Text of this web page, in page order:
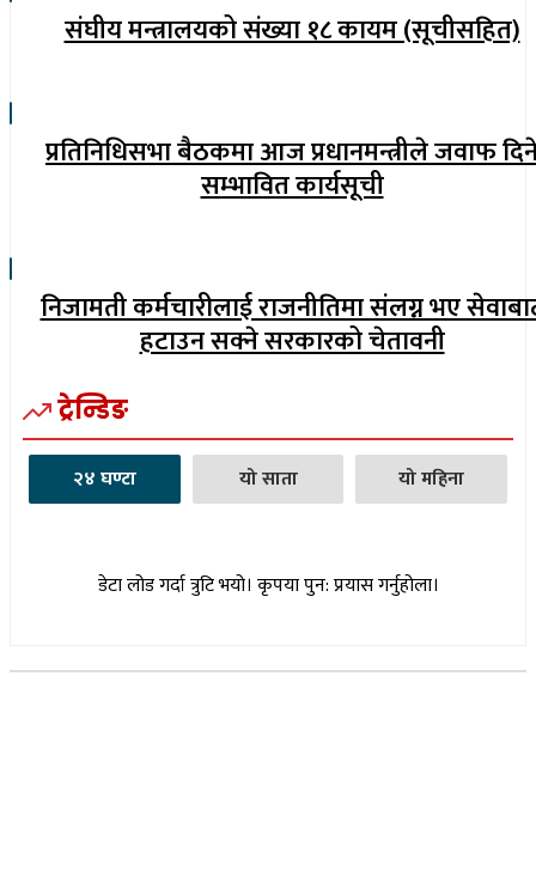
संघीय मन्त्रालयको संख्या १८ कायम (सूचीसहित)
प्रतिनिधिसभा बैठकमा आज प्रधानमन्त्रीले जवाफ
सम्भावित कार्यसूची
निजामती कर्मचारीलाई राजनीतिमा संलग्न भए
हटाउन सक्ने सरकारको चेतावनी
ट्रेन्डिङ
२४ घण्टा यो साता यो महिना
डेटा लोड गर्दा त्रुटि भयो। कृपया पुन: प्रयास गर्नुहोला।